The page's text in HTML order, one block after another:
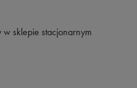
w sklepie stacjonarnym